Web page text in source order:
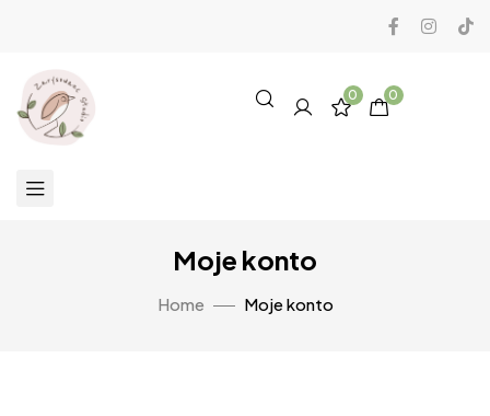
0 0
Moje konto
Home Moje konto